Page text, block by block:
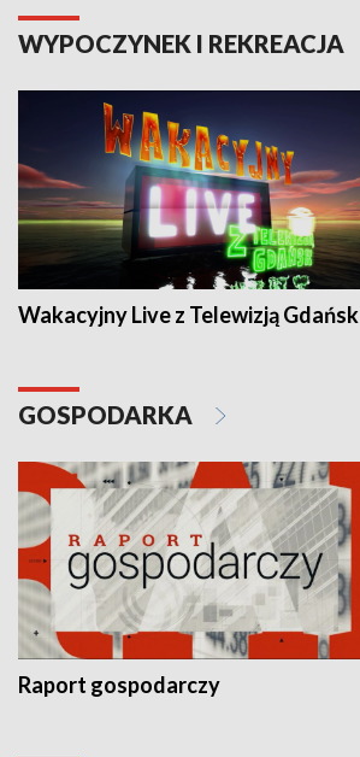
WYPOCZYNEK I REKREACJA
Wakacyjny Live z Telewizją Gdańsk
GOSPODARKA
Raport gospodarczy